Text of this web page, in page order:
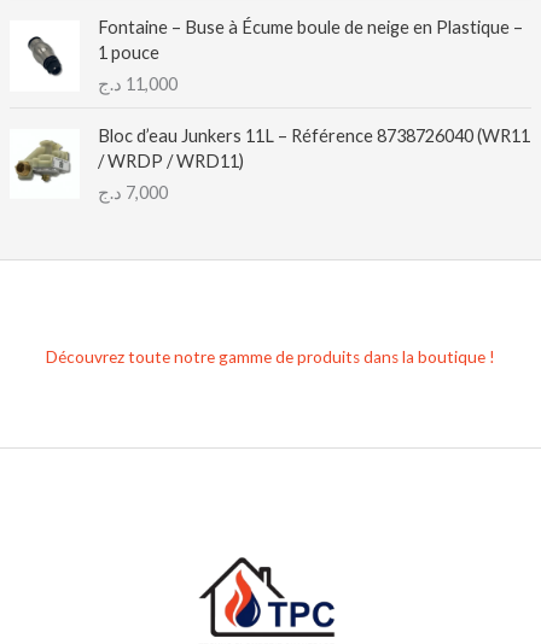
Fontaine – Buse à Écume boule de neige en Plastique –
1 pouce
11,000 د.ج
Bloc d’eau Junkers 11L – Référence 8738726040 (WR11
/ WRDP / WRD11)
7,000 د.ج
Découvrez toute notre gamme de produits dans la boutique !